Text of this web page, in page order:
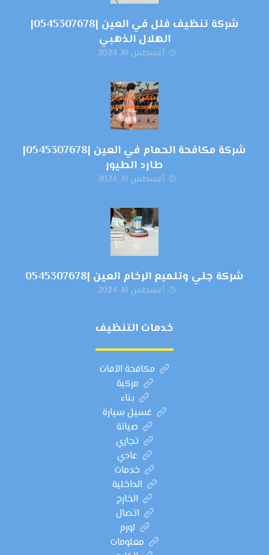
شركة تنظيف فلل في العين |0545307678|
الهلال الذهبي
أغسطس 10, 2024
شركة مكافحة الحمام في العين |0545307678|
طارد الطيور
أغسطس 10, 2024
شركة جلي وتلميع الرخام العين |0545307678
أغسطس 10, 2024
خدمات التنظيف
مكافحة الآفات
مركبة
بناء
غسيل سيارة
صيانة
تجاري
عادي
خدمات
الداخلية
الخارج
اتصال
لورم
معلومات